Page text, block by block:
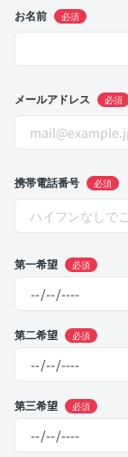
お名前 必須
メールアドレス 必須
携帯電話番号 必須
第一希望 必須
第二希望 必須
第三希望 必須